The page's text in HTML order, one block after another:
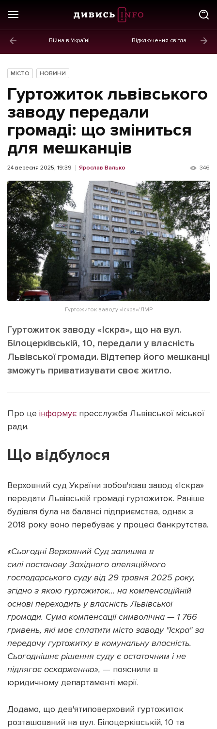
Війна в Україні Відключення світла
Новини
Політика
Економіка
Бізнес
Життя
Культура
Афіша
ІНШЕ
Інтерв'ю
Картки
Репортаж
Розслідування
Погляди
Лонгріди
Прес-релізи
Фото/Відео
Made in Lviv
Зв'язатися з нами
Наші соц мережі
МІСТО НОВИНИ
Гуртожиток львівського
заводу передали
громаді: що зміниться
для мешканців
24 вересня 2025, 19:39 Ярослав Валько 346
Гуртожиток заводу «Іскра»/ЛМР
Гуртожиток заводу «Іскра», що на вул.
Білоцерківській, 10, передали у власність
Львівської громади. Відтепер його мешканці
зможуть приватизувати своє житло.
Про це інформує пресслужба Львівської міської
ради.
Що відбулося
Верховний суд України зобов'язав завод «Іскра»
передати Львівській громаді гуртожиток. Раніше
будівля була на балансі підприємства, однак з
2018 року воно перебуває у процесі банкрутства.
«Сьогодні Верховний Суд залишив в
силі постанову Західного апеляційного
господарського суду від 29 травня 2025 року,
згідно з якою гуртожиток... на компенсаційній
основі переходить у власність Львівської
громади. Сума компенсації символічна — 1 766
гривень, які має сплатити місто заводу "Іскра" за
передачу гуртожитку в комунальну власність.
Сьогоднішнє рішення суду є остаточним і не
підлягає оскарженню», — пояснили в
юридичному департаменті мерії.
Додамо, що дев'ятиповерховий гуртожиток
розташований на вул. Білоцерківській, 10 та